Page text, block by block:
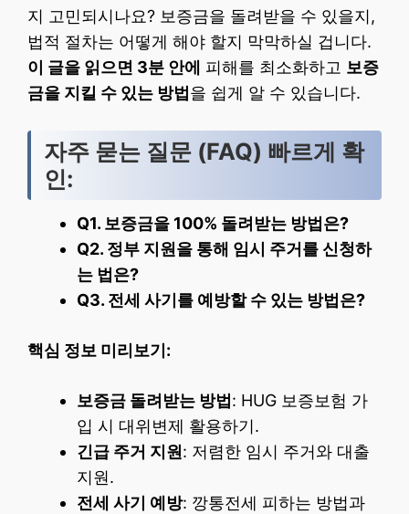
지 고민되시나요? 보증금을 돌려받을 수 있을지,
법적 절차는 어떻게 해야 할지 막막하실 겁니다.
이 글을 읽으면 3분 안에 피해를 최소화하고 보증
금을 지킬 수 있는 방법 을 쉽게 알 수 있습니다.
자주 묻는 질문 (FAQ) 빠르게 확
인:
Q1. 보증금을 100% 돌려받는 방법은?
Q2. 정부 지원을 통해 임시 주거를 신청하
는 법은?
Q3. 전세 사기를 예방할 수 있는 방법은?
핵심 정보 미리보기:
보증금 돌려받는 방법 : HUG 보증보험 가
입 시 대위변제 활용하기.
긴급 주거 지원: 저렴한 임시 주거와 대출
지원.
전세 사기 예방: 깡통전세 피하는 방법과